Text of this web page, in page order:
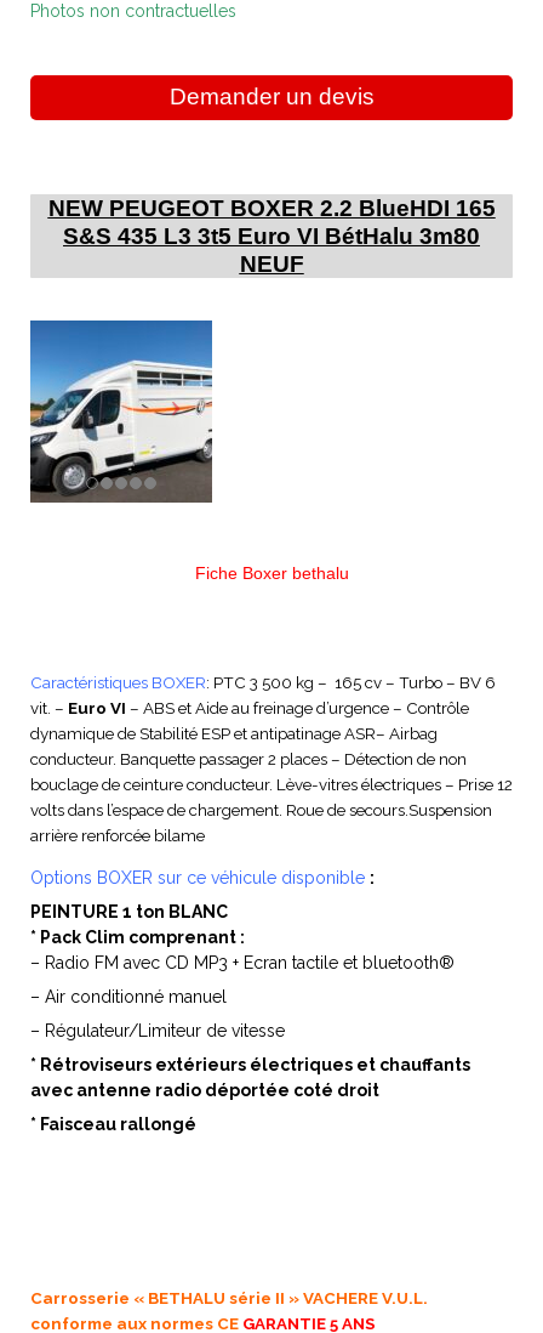
Photos non contractuelles
Demander un devis
NEW PEUGEOT BOXER 2.2 BlueHDI 165
S&S 435 L3 3t5 Euro VI BétHalu 3m80
NEUF
Fiche Boxer bethalu
Caractéristiques BOXER: PTC 3 500 kg – 165 cv – Turbo – BV 6
vit. – Euro VI – ABS et Aide au freinage d’urgence – Contrôle
dynamique de Stabilité ESP et antipatinage ASR– Airbag
conducteur. Banquette passager 2 places – Détection de non
bouclage de ceinture conducteur. Lève-vitres électriques – Prise 12
volts dans l’espace de chargement. Roue de secours.Suspension
arrière renforcée bilame
Options BOXER sur ce véhicule disponible :
PEINTURE 1 ton BLANC
* Pack Clim comprenant :
– Radio FM avec CD MP3 + Ecran tactile et bluetooth®
– Air conditionné manuel
– Régulateur/Limiteur de vitesse
* Rétroviseurs extérieurs électriques et chauffants
avec antenne radio déportée coté droit
* Faisceau rallongé
Carrosserie « BETHALU série II » VACHERE V.U.L.
conforme aux normes CE GARANTIE 5 ANS